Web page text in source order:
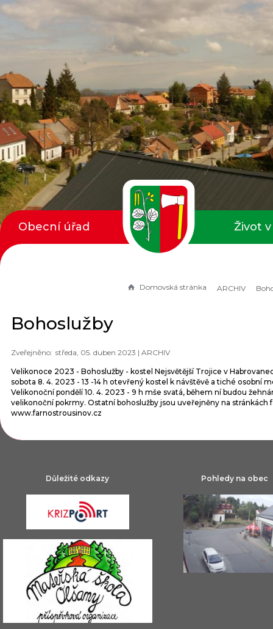
Domovská stránka ARCHIV
Bohoslužby
středa, 05. duben 2023 | ARCHIV
Velikonoce 2023 - Bohoslužby - kostel Nejsvětější Trojice v
sobota 8. 4. 2023 - 13 -14 h otevřený kostel k návštěvě a tiché osobní
Velikonoční pondělí 10. 4. 2023 - 9 h mše svatá, během ní budou
velikonoční pokrmy. Ostatní bohoslužby jsou uveřejněny na stránkách
www.farnostrousinov.cz
Obecní úřad Život
Důležité odkazy Pohledy na obec